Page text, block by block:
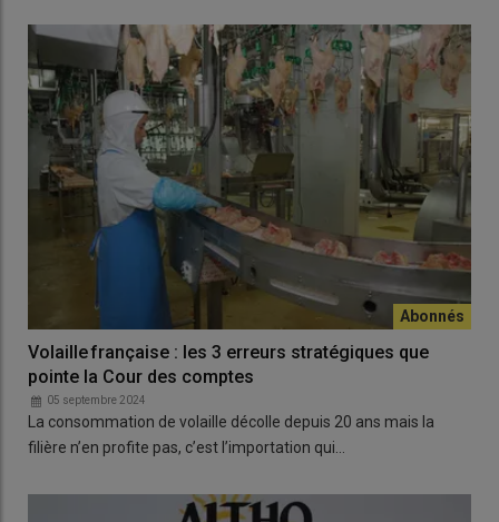
Volaille française : les 3 erreurs stratégiques que
pointe la Cour des comptes
05 septembre 2024
La consommation de volaille décolle depuis 20 ans mais la
filière n’en profite pas, c’est l’importation qui…